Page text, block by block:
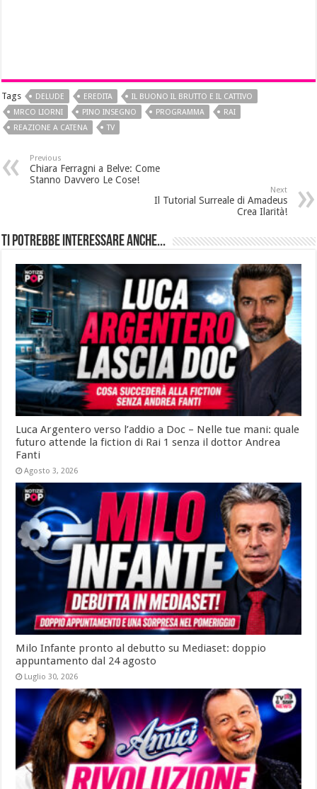
Tags DELUDE EREDITA
IL BUONO IL BRUTTO E IL CATTIVO
MRCO LIORNI
PINO INSEGNO PROGRAMMA
RAI
REAZIONE A CATENA
TV
Previous
Chiara Ferragni a Belve: Come
Stanno Davvero Le Cose!
Next
Il Tutorial Surreale di Amadeus
Crea Ilarità!
Ti potrebbe interessare anche...
Luca Argentero verso l’addio a Doc – Nelle tue mani: quale
futuro attende la fiction di Rai 1 senza il dottor Andrea
Fanti
Agosto 3, 2026
Milo Infante pronto al debutto su Mediaset: doppio
appuntamento dal 24 agosto
Luglio 30, 2026